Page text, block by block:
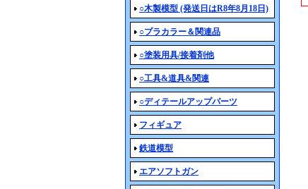
○木製模型 (発送日はR8年8月18日)
○プラカラー＆関連品
○塗装用具/接着剤他
○工具&道具&関連
○ディテールアップパーツ
フィギュア
鉄道模型
エアソフトガン